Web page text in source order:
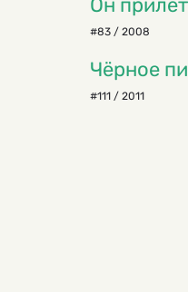
Он
#83 / 2008
Чёрное
#111 / 2011